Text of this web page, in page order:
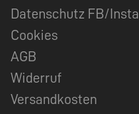
Datenschutz FB/Insta
Cookies
AGB
Widerruf
Versandkosten